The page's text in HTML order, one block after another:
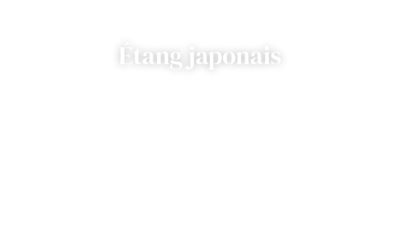
Étang japonais